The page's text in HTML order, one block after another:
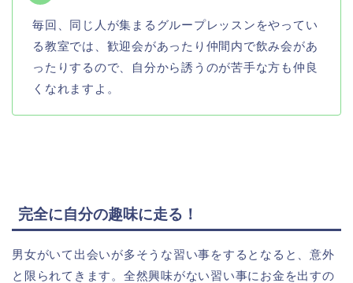
毎回、同じ人が集まるグループレッスンをやってい
る教室では、歓迎会があったり仲間内で飲み会があ
ったりするので、自分から誘うのが苦手な方も仲良
くなれますよ。
完全に自分の趣味に走る！
男女がいて出会いが多そうな習い事をするとなると、意外
と限られてきます。全然興味がない習い事にお金を出すの